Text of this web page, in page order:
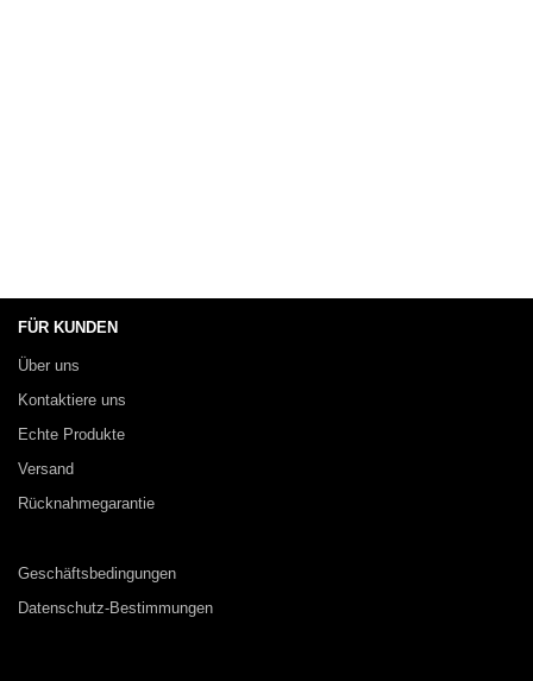
FÜR KUNDEN
Über uns
Kontaktiere uns
Echte Produkte
Versand
Rücknahmegarantie
Geschäftsbedingungen
Datenschutz-Bestimmungen